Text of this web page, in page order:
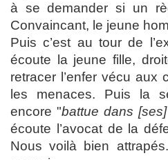
à se demander si un
Convaincant, le jeune
Puis c’est au tour de
écoute la jeune fille,
retracer l’enfer vécu aux
les menaces. Puis la
encore "battue dans
écoute l’avocat de la
Nous voilà bien